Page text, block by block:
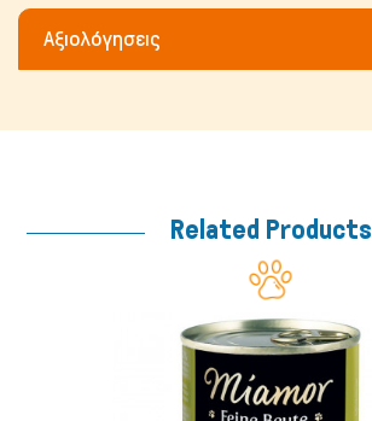
Fish/Reptiles
Αξιολόγησεις
Related Products